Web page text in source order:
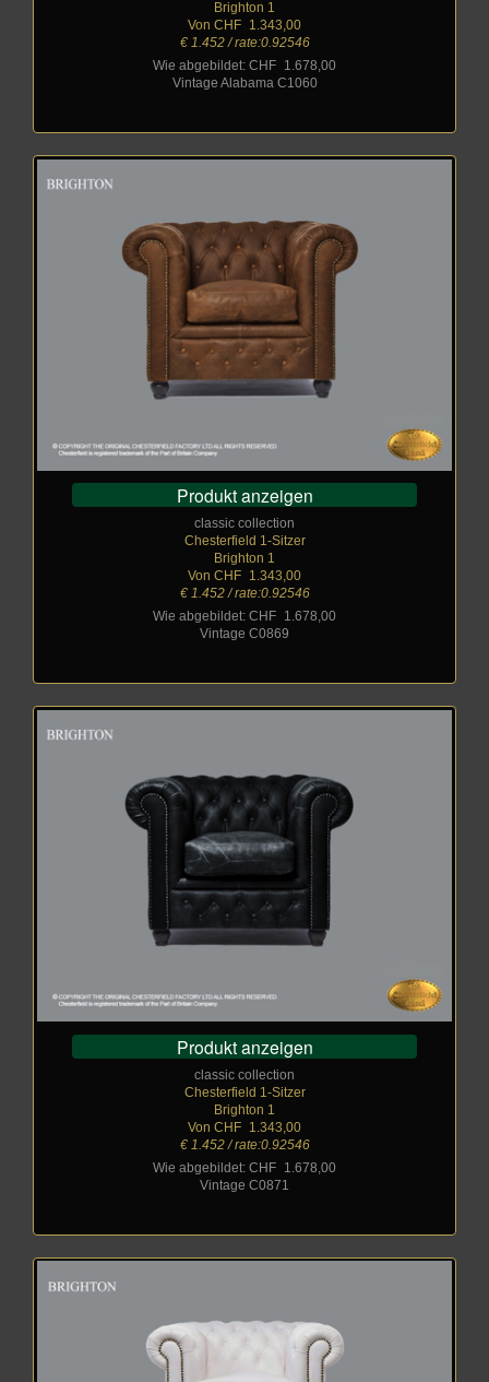
Brighton 1
Von CHF
1.343,00
€ 1.452 / rate:0.92546
Wie abgebildet: CHF
1.678,00
Vintage Alabama C1060
Produkt anzeigen
classic collection
Chesterfield 1-Sitzer
Brighton 1
Von CHF
1.343,00
€ 1.452 / rate:0.92546
Wie abgebildet: CHF
1.678,00
Vintage C0869
Produkt anzeigen
classic collection
Chesterfield 1-Sitzer
Brighton 1
Von CHF
1.343,00
€ 1.452 / rate:0.92546
Wie abgebildet: CHF
1.678,00
Vintage C0871